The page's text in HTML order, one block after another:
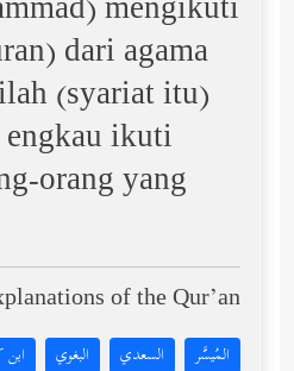
mengikuti
dari agama
(syariat itu)
ikuti
orang yang
of the Qur’an:
المُيسَّر السعدي البغوي ابن